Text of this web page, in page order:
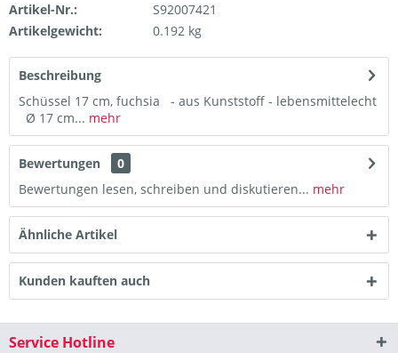
Artikel-Nr.:
S92007421
Artikelgewicht:
0.192 kg
Beschreibung
Schüssel 17 cm, fuchsia - aus Kunststoff - lebensmittelecht
Ø 17 cm... mehr
Bewertungen
0
Bewertungen lesen, schreiben und diskutieren... mehr
Ähnliche Artikel
Kunden kauften auch
Service Hotline